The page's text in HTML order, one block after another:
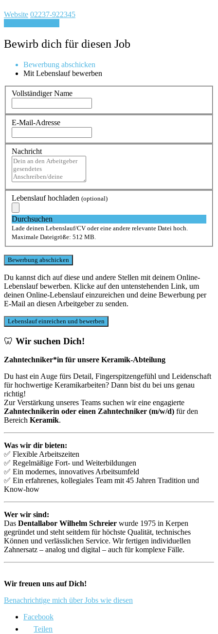
Website 02237-922345
Bewirb dich für diesen Job
Bewerbung abschicken
Mit Lebenslauf bewerben
Vollständiger Name
E-Mail-Adresse
Nachricht
Lebenslauf hochladen (optional)
Durchsuchen
Lade deinen Lebenslauf/CV oder eine andere relevante Datei hoch.
Maximale Dateigröße: 512 MB.
Du kannst dich auf diese und andere Stellen mit deinem Online-
Lebenslauf bewerben. Klicke auf den untenstehenden Link, um
deinen Online-Lebenslauf einzureichen und deine Bewerbung per
E-Mail an diesen Arbeitgeber zu senden.
🦷 Wir suchen Dich!
Zahntechniker*in für unsere Keramik-Abteilung
Du hast ein Auge fürs Detail, Fingerspitzengefühl und Leidenschaft
für hochwertige Keramikarbeiten? Dann bist du bei uns genau
richtig!
Zur Verstärkung unseres Teams suchen wir eine engagierte
Zahntechnikerin oder einen Zahntechniker (m/w/d) für den
Bereich Keramik.
Was wir dir bieten:
✅ Flexible Arbeitszeiten
✅ Regelmäßige Fort- und Weiterbildungen
✅ Ein modernes, innovatives Arbeitsumfeld
✅ Ein erfahrenes, kollegiales Team mit 45 Jahren Tradition und
Know-how
Wer wir sind:
Das Dentallabor Wilhelm Schreier wurde 1975 in Kerpen
gegründet und steht seitdem für höchste Qualität, technisches
Können und verlässlichen Service. Wir fertigen individuellen
Zahnersatz – analog und digital – auch für komplexe Fälle.
Wir freuen uns auf Dich!
Benachrichtige mich über Jobs wie diesen
Facebook
Teilen